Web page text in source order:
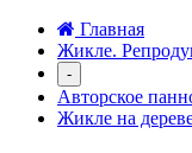
Главная
Жикле.
-
Авторское
Жикле на